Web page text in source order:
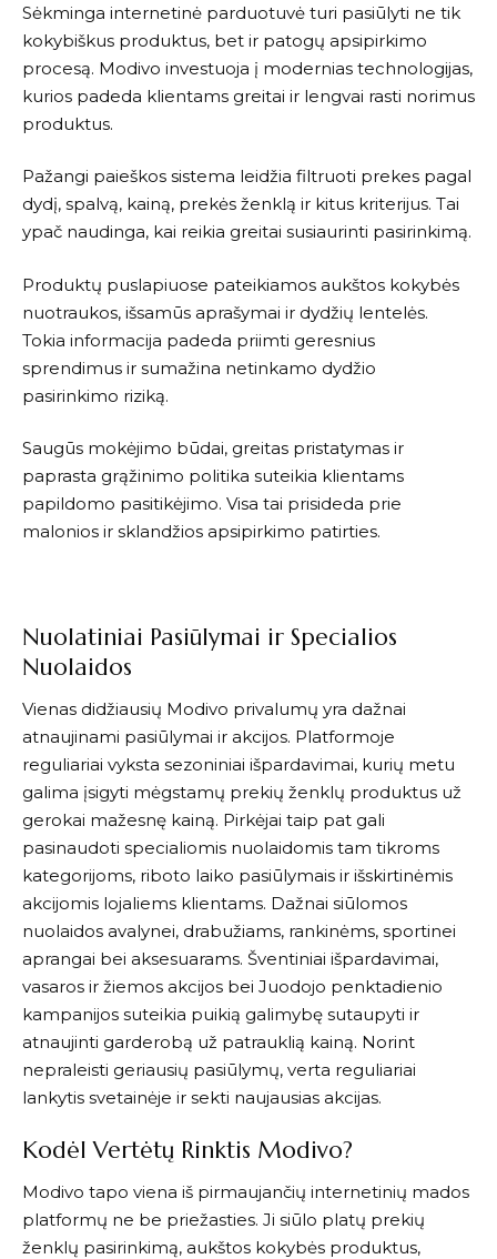
Sėkminga internetinė parduotuvė turi pasiūlyti ne tik
kokybiškus produktus, bet ir patogų apsipirkimo
procesą. Modivo investuoja į modernias technologijas,
kurios padeda klientams greitai ir lengvai rasti norimus
produktus.
Pažangi paieškos sistema leidžia filtruoti prekes pagal
dydį, spalvą, kainą, prekės ženklą ir kitus kriterijus. Tai
ypač naudinga, kai reikia greitai susiaurinti pasirinkimą.
Produktų puslapiuose pateikiamos aukštos kokybės
nuotraukos, išsamūs aprašymai ir dydžių lentelės.
Tokia informacija padeda priimti geresnius
sprendimus ir sumažina netinkamo dydžio
pasirinkimo riziką.
Saugūs mokėjimo būdai, greitas pristatymas ir
paprasta grąžinimo politika suteikia klientams
papildomo pasitikėjimo. Visa tai prisideda prie
malonios ir sklandžios apsipirkimo patirties.
Nuolatiniai Pasiūlymai ir Specialios
Nuolaidos
Vienas didžiausių Modivo privalumų yra dažnai
atnaujinami pasiūlymai ir akcijos. Platformoje
reguliariai vyksta sezoniniai išpardavimai, kurių metu
galima įsigyti mėgstamų prekių ženklų produktus už
gerokai mažesnę kainą. Pirkėjai taip pat gali
pasinaudoti specialiomis nuolaidomis tam tikroms
kategorijoms, riboto laiko pasiūlymais ir išskirtinėmis
akcijomis lojaliems klientams. Dažnai siūlomos
nuolaidos avalynei, drabužiams, rankinėms, sportinei
aprangai bei aksesuarams. Šventiniai išpardavimai,
vasaros ir žiemos akcijos bei Juodojo penktadienio
kampanijos suteikia puikią galimybę sutaupyti ir
atnaujinti garderobą už patrauklią kainą. Norint
nepraleisti geriausių pasiūlymų, verta reguliariai
lankytis svetainėje ir sekti naujausias akcijas.
Kodėl Vertėtų Rinktis Modivo?
Modivo tapo viena iš pirmaujančių internetinių mados
platformų ne be priežasties. Ji siūlo platų prekių
ženklų pasirinkimą, aukštos kokybės produktus,